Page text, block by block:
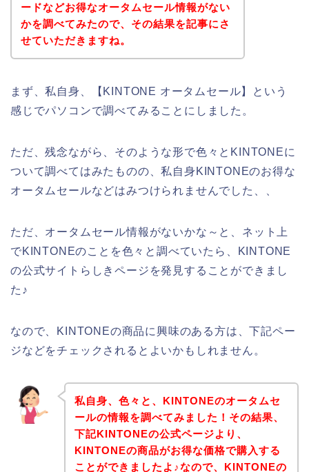
ードなどお得なオータムセール情報がない
かを調べてみたので、その結果を記事にさ
せていただきますね。
まず、私自身、【KINTONE オータムセール】という
感じでパソコンで調べてみることにしました。
ただ、残念ながら、そのような形で色々とKINTONEに
ついて調べてはみたものの、私自身KINTONEのお得な
オータムセールなどはみつけられませんでした、、
ただ、オータムセール情報がないかな～と、ネット上
でKINTONEのことを色々と調べていたら、KINTONE
の公式サイトらしきページを発見することができまし
た♪
なので、KINTONEの商品に興味のある方は、下記ペー
ジなどをチェックされるとよいかもしれません。
私自身、色々と、KINTONEのオータムセ
ールの情報を調べてみました！その結果、
下記KINTONEの公式ページより、
KINTONEの商品がお得な価格で購入する
ことができましたよ♪なので、KINTONEの